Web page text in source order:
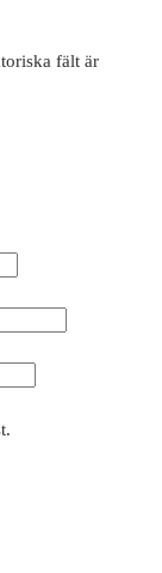
fält är